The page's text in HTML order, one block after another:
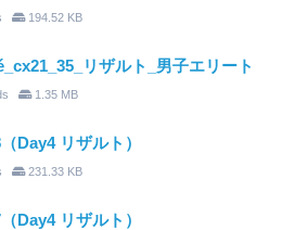
194.52 KB
リザルト_男子エリート
1.35 MB
Day4 リザルト）
231.33 KB
Day4 リザルト）